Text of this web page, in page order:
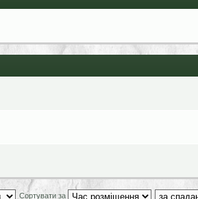
Сортувати за